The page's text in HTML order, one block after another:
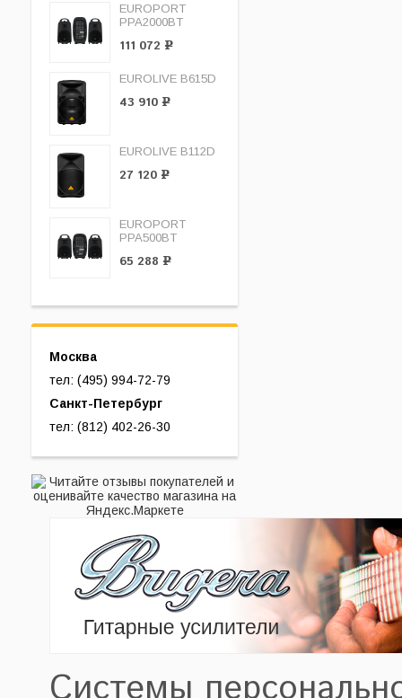
EUROPORT
PPA2000BT
111 072 Р
EUROLIVE B615D
43 910 Р
EUROLIVE B112D
27 120 Р
EUROPORT
PPA500BT
65 288 Р
Москва
тел: (495) 994-72-79
Санкт-Петербург
тел: (812) 402-26-30